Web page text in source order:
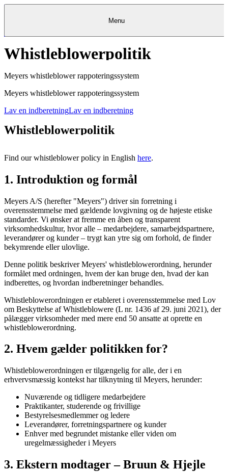
Kantine Kantine
FrokostordningFrokostordningFrokostordning
MadkurserMadkurser&&Teambuilding
OpskrifterOpskrifterOpskrifter
Restauranter Restauranter BagerierBagerier
Bagerier
DetailDetailDetail
rådgivning
Køb Køb gavekort
Køb gavekort
KundeserviceKundeserviceKundeservice
Log indMit Meyers
Menu
Whistleblowerpolitik
Meyers whistleblower rappoteringssystem
Meyers whistleblower rappoteringssystem
Lav en indberetningLav en indberetning
Whistleblowerpolitik
Find our whistleblower policy in English here.
1. Introduktion og formål
Meyers A/S (herefter "Meyers") driver sin forretning i
overensstemmelse med gældende lovgivning og de højeste etiske
standarder. Vi ønsker at fremme en åben og transparent
virksomhedskultur, hvor alle – medarbejdere, samarbejdspartnere,
leverandører og kunder – trygt kan ytre sig om forhold, de finder
bekymrende eller ulovlige.
Denne politik beskriver Meyers' whistleblowerordning, herunder
formålet med ordningen, hvem der kan bruge den, hvad der kan
indberettes, og hvordan indberetninger behandles.
Whistleblowerordningen er etableret i overensstemmelse med Lov
om Beskyttelse af Whistleblowere (L nr. 1436 af 29. juni 2021), der
pålægger virksomheder med mere end 50 ansatte at oprette en
whistleblowerordning.
2. Hvem gælder politikken for?
Whistleblowerordningen er tilgængelig for alle, der i en
erhvervsmæssig kontekst har tilknytning til Meyers, herunder:
Nuværende og tidligere medarbejdere
Praktikanter, studerende og frivillige
Bestyrelsesmedlemmer og ledere
Leverandører, forretningspartnere og kunder
Enhver med begrundet mistanke eller viden om
uregelmæssigheder i Meyers
3. Ekstern modtager – Bruun & Hjejle